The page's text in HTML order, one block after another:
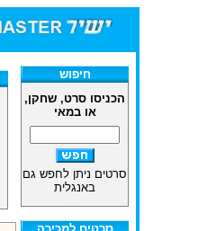
חיפוש
הכניסו סרט, שחקן,
או במאי
סרטים ניתן לחפש גם
באנגלית